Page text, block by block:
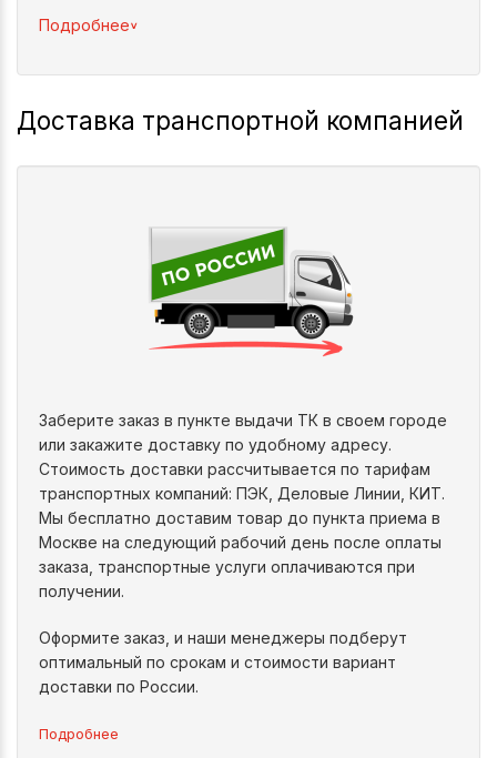
Подробнее^
Доставка транспортной компанией
Заберите заказ в пункте выдачи ТК в своем городе
или закажите доставку по удобному адресу.
Стоимость доставки рассчитывается по тарифам
транспортных компаний: ПЭК, Деловые Линии, КИТ.
Мы бесплатно доставим товар до пункта приема в
Москве на следующий рабочий день после оплаты
заказа, транспортные услуги оплачиваются при
получении.
Оформите заказ, и наши менеджеры подберут
оптимальный по срокам и стоимости вариант
доставки по России.
Подробнее